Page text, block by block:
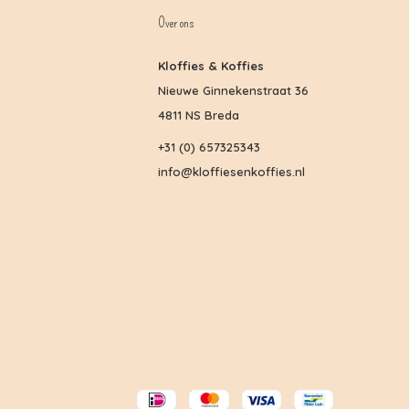
Over ons
Kloffies & Koffies
Nieuwe Ginnekenstraat 36
4811 NS Breda
+31 (0) 657325343
info@kloffiesenkoffies.nl